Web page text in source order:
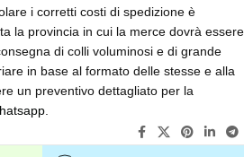
i corretti costi di spedizione è
la provincia in cui la merce dovrà essere
di colli voluminosi e di grande
in base al formato delle stesse e alla
un preventivo dettagliato per la